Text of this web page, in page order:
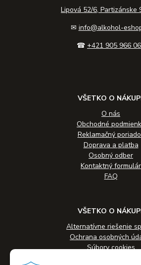
Lipová 52/6, Partizánske
✉ info@alkohol-
☎ +421 905 966
VŠETKO O
O nás
Obchodné
Reklamačný
Doprava a platba
Osobný odber
Kontaktný formulár
FAQ
VŠETKO O
Alternatívne riešenie
Ochrana osobných
Súbory cookies